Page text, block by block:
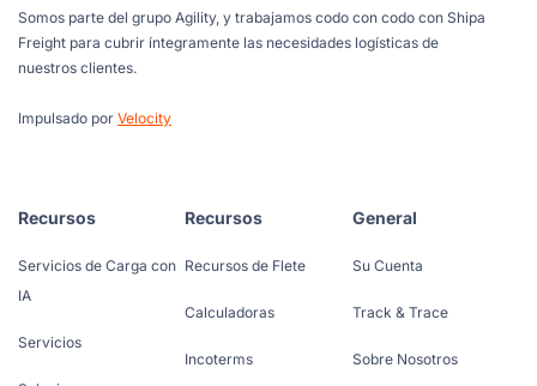
Somos parte del grupo Agility, y trabajamos codo con codo con Shipa
Freight para cubrir íntegramente las necesidades logísticas de
nuestros clientes.
Impulsado por Velocity
Recursos
Servicios de Carga con
IA
Servicios
Recursos
Recursos de Flete
Calculadoras
Incoterms
General
Su Cuenta
Track & Trace
Sobre Nosotros